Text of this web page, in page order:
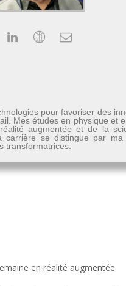
pour favoriser des
Mes études en physique et
augmentée et de la
se distingue par
transformatrices.
en réalité augmentée